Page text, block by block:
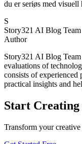
du er seriøs med
S
Story321 AI Blog Team
Author
Story321 AI Blog
evaluations of
consists of experienced
practical insights and
Start
Transform your